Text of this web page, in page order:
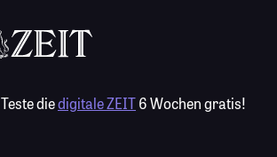
Teste diedigitale ZEIT6 Wochen gratis!